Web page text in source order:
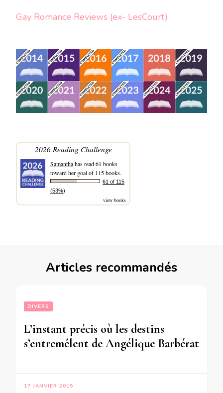
Gay Romance Reviews (ex- LesCourt)
2026 Reading Challenge
Samanthahas read 61 books
toward her goal of 115 books.
61 of 115
(53%)
view books
Articles recommandés
DIVERS
L’instant précis où les destins
s’entremêlent de Angélique Barbérat
17 JANVIER 2015